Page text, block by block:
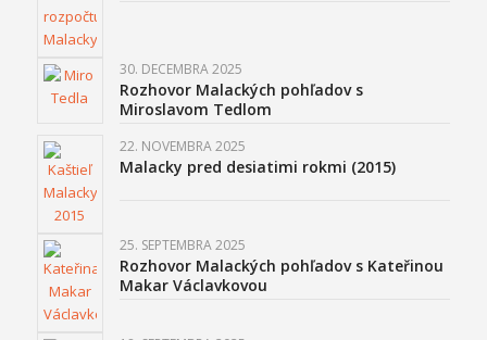
30. DECEMBRA 2025
Rozhovor Malackých pohľadov s
Miroslavom Tedlom
22. NOVEMBRA 2025
Malacky pred desiatimi rokmi (2015)
25. SEPTEMBRA 2025
Rozhovor Malackých pohľadov s Kateřinou
Makar Václavkovou